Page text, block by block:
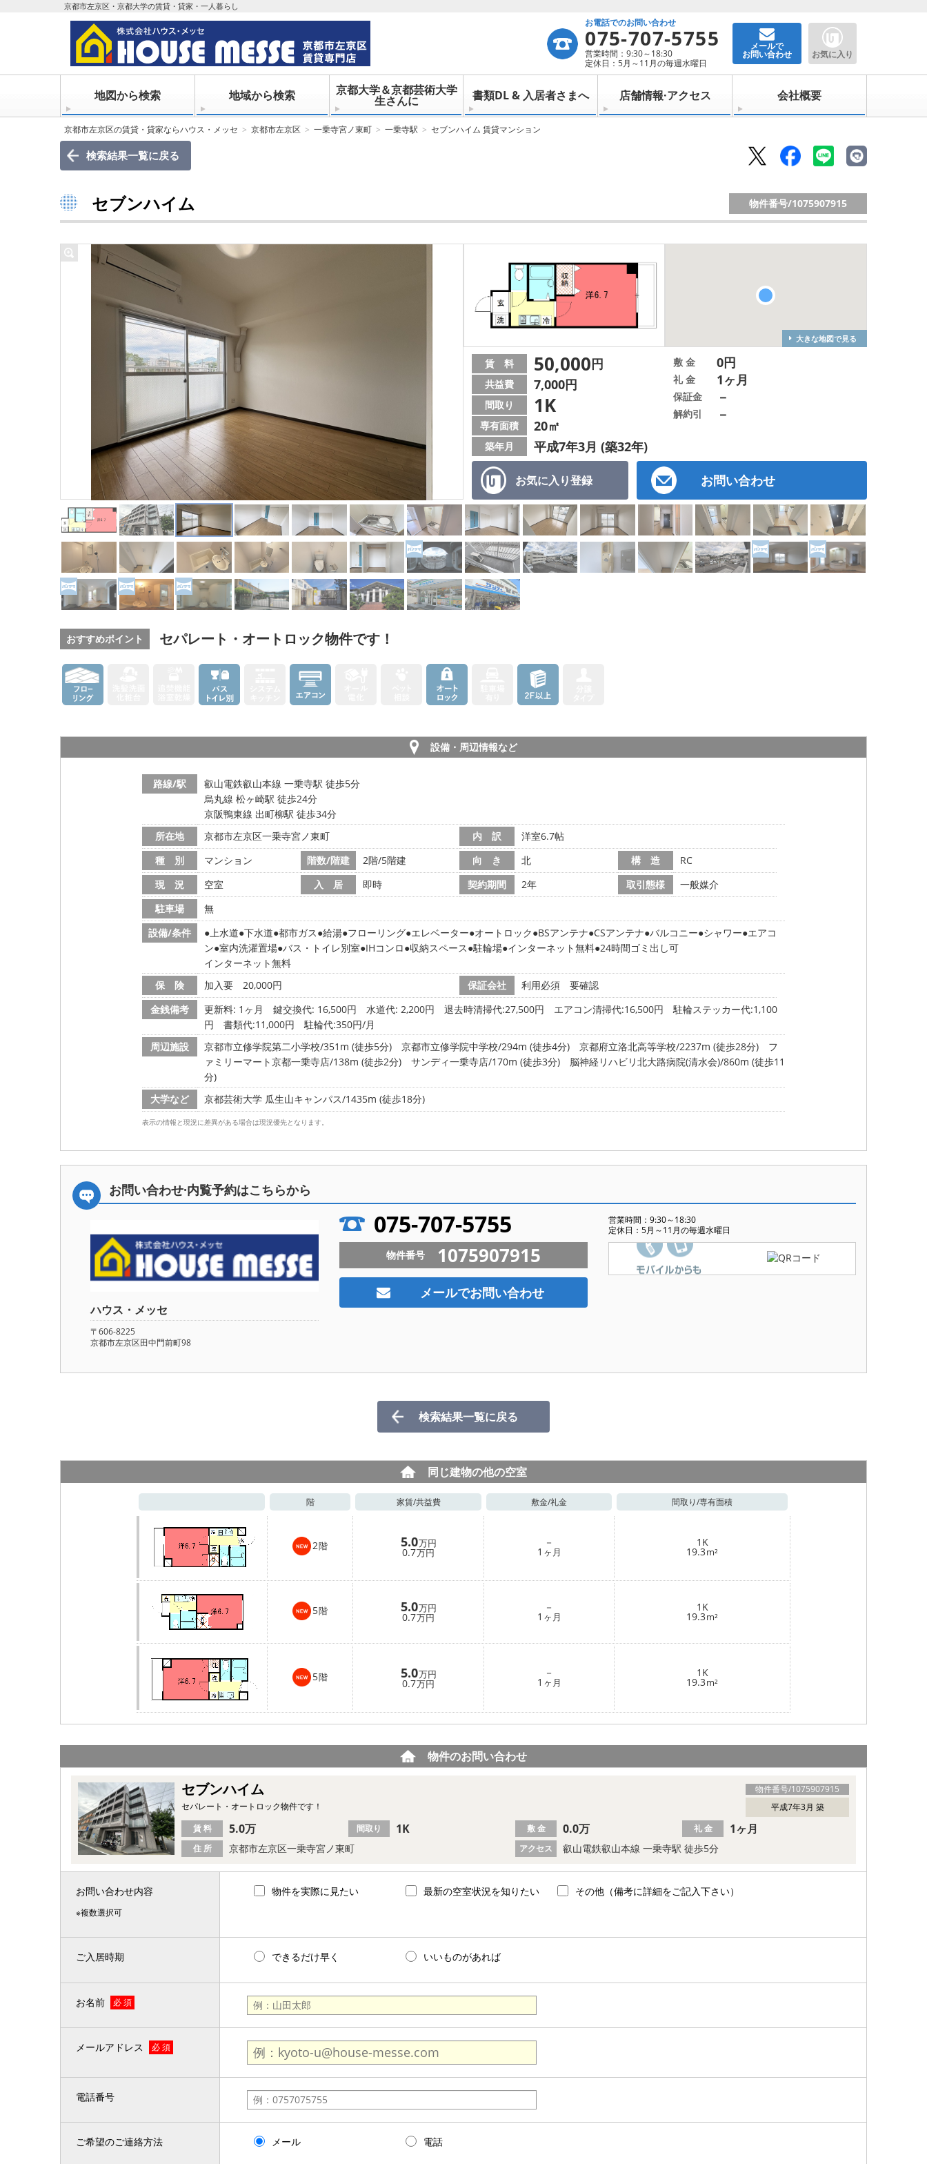
京都市左京区・京都大学の賃貸・貸家・一人暮らし
お電話でのお問い合わせ
075-707-5755
営業時間：9:30～18:30
定休日：5月～11月の毎週水曜日
メールで
お問い合わせ お気に入り
地図から検索 地域から検索 京都大学＆京都芸術大学
生さんに 書類DL & 入居者さまへ 店舗情報·アクセス 会社概要
京都市左京区の賃貸・貸家ならハウス・メッセ 京都市左京区 一乗寺宮ノ東町 一乗寺駅 セブンハイム 賃貸マンション
検索結果一覧に戻る
セブンハイム 物件番号/1075907915
大きな地図で見る
お気に入り登録 お問い合わせ
賃 料 50,000円
共益費 7,000円
間取り 1K
専有面積 20㎡
築年月 平成7年3月 (築32年)
敷 金 0円
礼 金 1ヶ月
保証金 －
解約引 －
おすすめポイント セパレート・オートロック物件です！
設備・周辺情報など
路線/駅
叡山電鉄叡山本線 一乗寺駅 徒歩5分
烏丸線 松ヶ崎駅 徒歩24分
京阪鴨東線 出町柳駅 徒歩34分
所在地
京都市左京区一乗寺宮ノ東町 内 訳
洋室6.7帖
種 別
マンション 階数/階建 2階/5階建 向 き 北 構 造
RC
現 況
空室 入 居 即時 契約期間 2年 取引態様
一般媒介
駐車場
無
設備/条件
上水道 下水道 都市ガス 給湯 フローリング エレベーター オートロック BSアンテナ CSアンテナ バルコニー シャワー エアコ
ン 室内洗濯置場 バス・トイレ別室 IHコンロ 収納スペース 駐輪場 インターネット無料 24時間ゴミ出し可
インターネット無料
保 険
加入要 20,000円 保証会社
利用必須 要確認
金銭備考
更新料: 1ヶ月 鍵交換代: 16,500円 水道代: 2,200円
退去時清掃代:27,500円 エアコン清掃代:16,500円 駐輪ステッカー代:1,100
円 書類代:11,000円 駐輪代:350円/月
周辺施設
京都市立修学院第二小学校/351m (徒歩5分) 京都市立修学院中学校/294m (徒歩4分) 京都府立洛北高等学校/2237m (徒歩28分)
フ
ァミリーマート京都一乗寺店/138m (徒歩2分)
サンディ一乗寺店/170m (徒歩3分)
脳神経リハビリ北大路病院(清水会)/860m (徒歩11
分)
大学など
京都芸術大学 瓜生山キャンパス/1435m (徒歩18分)
表示の情報と現況に差異がある場合は現況優先となります。
お問い合わせ·内覧予約はこちらから
ハウス・メッセ
〒606-8225
京都市左京区田中門前町98
075-707-5755
営業時間：9:30～18:30
定休日：5月～11月の毎週水曜日
物件番号 1075907915
メールでお問い合わせ
検索結果一覧に戻る
同じ建物の他の空室
階 家賃/共益費 敷金/礼金 間取り/専有面積
2階 5.0万円
0.7万円
－
1 ヶ月
1K
19.3m²
5階 5.0万円
0.7万円
－
1 ヶ月
1K
19.3m²
5階 5.0万円
0.7万円
－
1 ヶ月
1K
19.3m²
物件のお問い合わせ
物件番号/1075907915
セブンハイム
平成7年3月 築
セパレート・オートロック物件です！
住 所 京都市左京区一乗寺宮ノ東町 アクセス 叡山電鉄叡山本線 一乗寺駅 徒歩5分
賃 料 5.0万 間取り 1K 敷 金 0.0万 礼 金 1ヶ月
お問い合わせ内容
※複数選択可
物件を実際に見たい 最新の空室状況を知りたい その他（備考に詳細をご記入下さい）
ご入居時期 できるだけ早く いいものがあれば
お名前 必 須
メールアドレス 必 須
電話番号
ご希望のご連絡方法 メール 電話